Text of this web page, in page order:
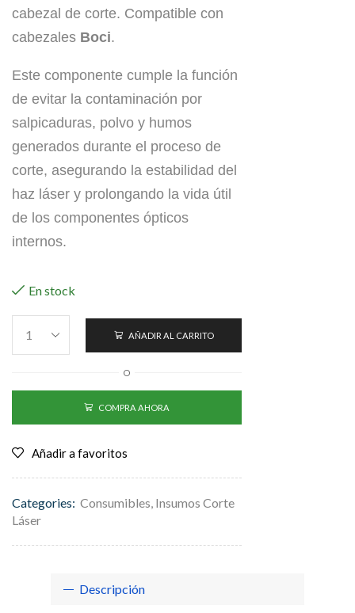
cabezal de corte. Compatible con
cabezales Boci.
Este componente cumple la función
de evitar la contaminación por
salpicaduras, polvo y humos
generados durante el proceso de
corte, asegurando la estabilidad del
haz láser y prolongando la vida útil
de los componentes ópticos
internos.
En stock
AÑADIR AL CARRITO
O
COMPRA AHORA
Añadir a favoritos
Categories: Consumibles, Insumos Corte
Láser
Descripción